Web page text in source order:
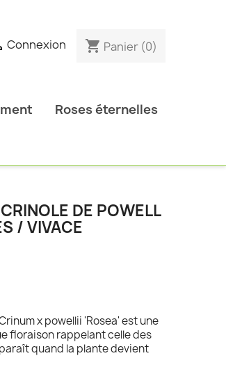
Connexion shopping_cart Panier (0)
Roses éternelles
DE POWELL
/ VIVACE
x powellii 'Rosea' est une
floraison rappelant celle des
quand la plante devient